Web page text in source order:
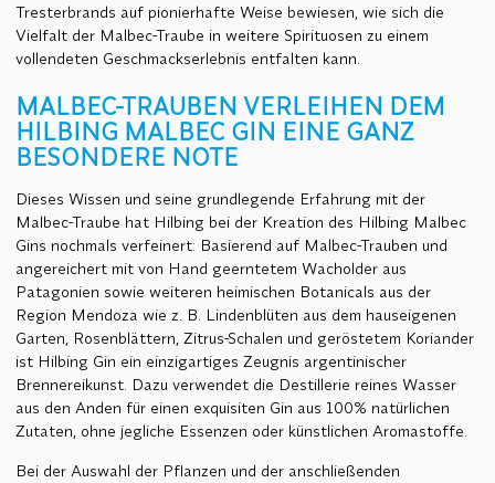
Tresterbrands auf pionierhafte Weise bewiesen, wie sich die
Vielfalt der Malbec-Traube in weitere Spirituosen zu einem
vollendeten Geschmackserlebnis entfalten kann.
MALBEC-TRAUBEN VERLEIHEN DEM
HILBING MALBEC GIN EINE GANZ
BESONDERE NOTE
Dieses Wissen und seine grundlegende Erfahrung mit der
Malbec-Traube hat Hilbing bei der Kreation des Hilbing Malbec
Gins nochmals verfeinert: Basierend auf Malbec-Trauben und
angereichert mit von Hand geerntetem Wacholder aus
Patagonien sowie weiteren heimischen Botanicals aus der
Region Mendoza wie z. B. Lindenblüten aus dem hauseigenen
Garten, Rosenblättern, Zitrus-Schalen und geröstetem Koriander
ist Hilbing Gin ein einzigartiges Zeugnis argentinischer
Brennereikunst. Dazu verwendet die Destillerie reines Wasser
aus den Anden für einen exquisiten Gin aus 100% natürlichen
Zutaten, ohne jegliche Essenzen oder künstlichen Aromastoffe.
Bei der Auswahl der Pflanzen und der anschließenden